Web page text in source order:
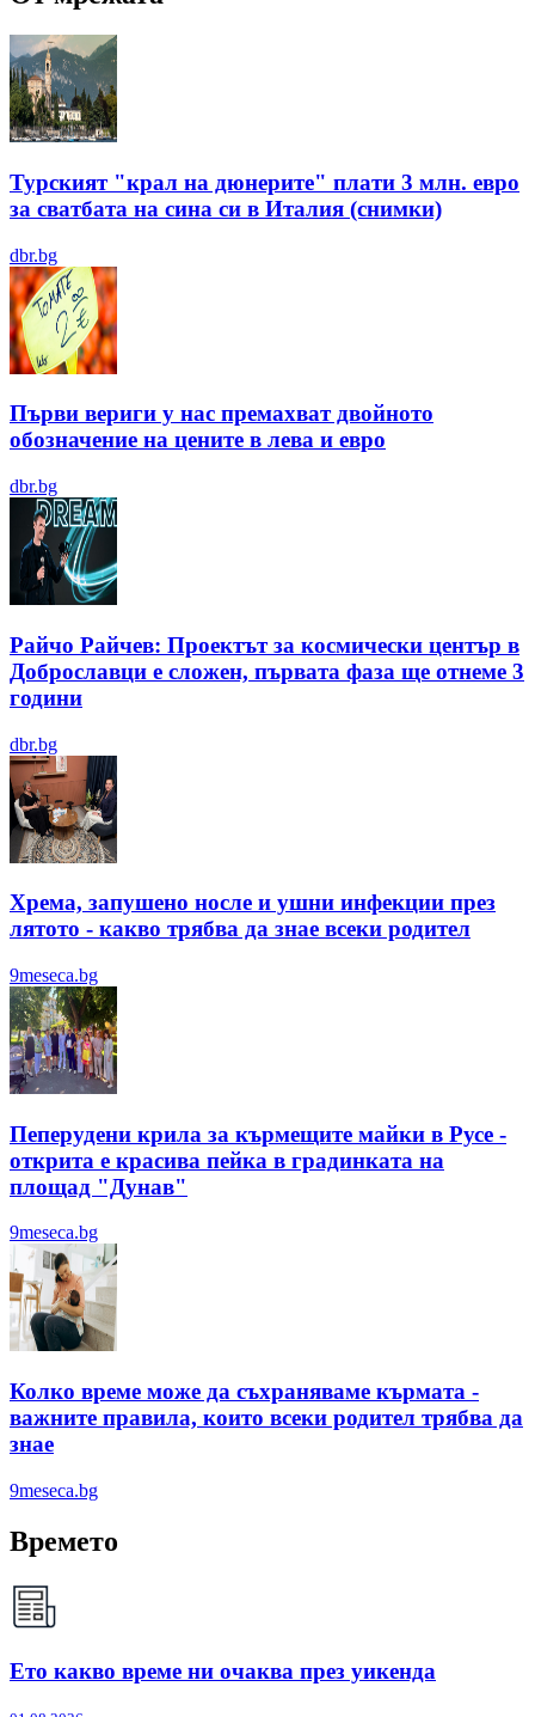
Турският "крал на дюнерите" плати 3 млн. евро
за сватбата на сина си в Италия (снимки)
dbr.bg
Първи вериги у нас премахват двойното
обозначение на цените в лева и евро
dbr.bg
Райчо Райчев: Проектът за космически център в
Доброславци е сложен, първата фаза ще отнеме 3
години
dbr.bg
Хрема, запушено носле и ушни инфекции през
лятотo - какво трябва да знае всеки родител
9meseca.bg
Пеперудени крила за кърмещите майки в Русе -
открита е красива пейка в градинката на
площад "Дунав"
9meseca.bg
Колко време може да съхраняваме кърмата -
важните правила, които всеки родител трябва да
знае
9meseca.bg
Времето
Ето какво време ни очаква през уикенда